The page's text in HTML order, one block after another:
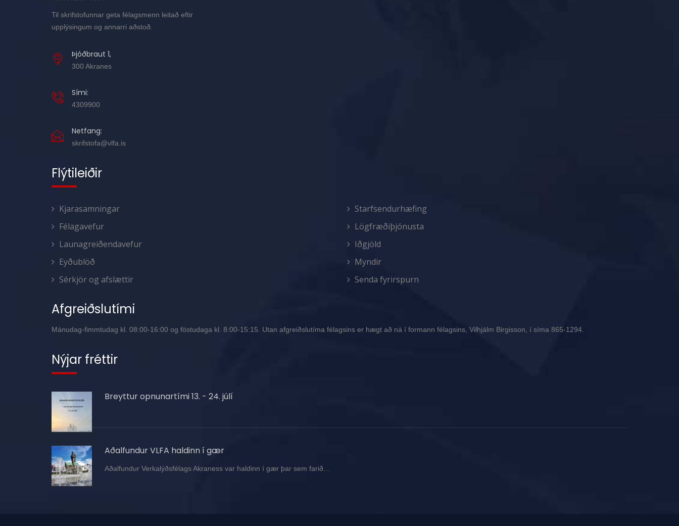
Til skrifstofunnar geta félagsmenn leitað eftir
upplýsingum og annarri aðstoð.
Þjóðbraut 1,
300 Akranes
Sími:
4309900
Netfang:
skrifstofa@vlfa.is
Flýtileiðir
Kjarasamningar
Félagavefur
Launagreiðendavefur
Eyðublöð
Sérkjör og afslættir
Starfsendurhæfing
Lögfræðiþjónusta
Iðgjöld
Myndir
Senda fyrirspurn
Afgreiðslutími
Mánudag-fimmtudag kl. 08:00-16:00 og föstudaga kl. 8:00-15:15. Utan afgreiðslutíma félagsins er hægt að ná í formann félagsins, Vilhjálm Birgisson, í síma 865-1294.
Nýjar fréttir
Breyttur opnunartími 13. - 24. júlí
Aðalfundur VLFA haldinn í gær
Aðalfundur Verkalýðsfélags Akraness var haldinn í gær þar sem farið…